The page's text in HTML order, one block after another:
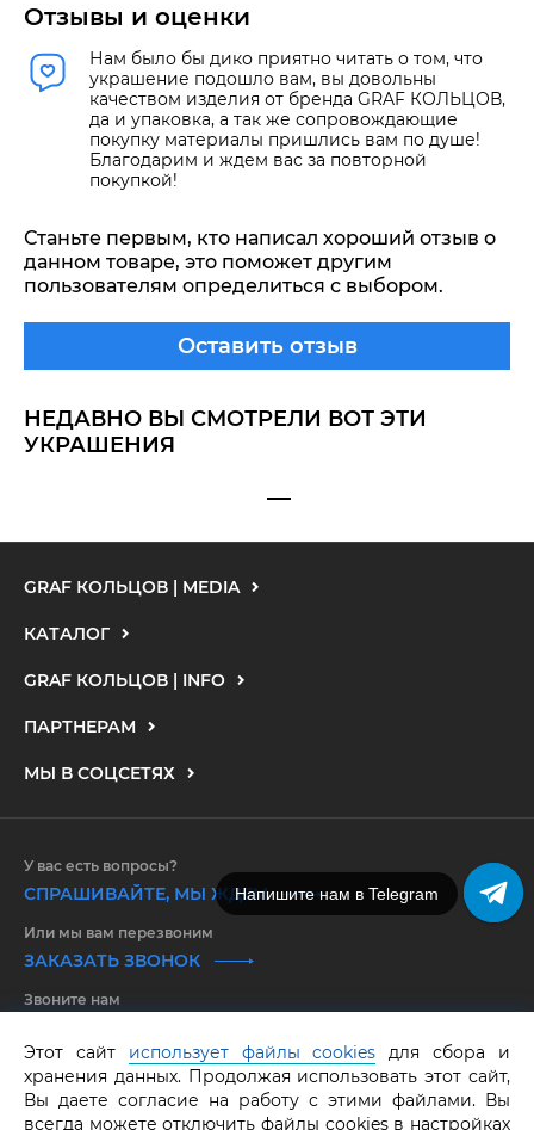
Отзывы и оценки
Нам было бы дико приятно читать о том, что
украшение подошло вам, вы довольны
качеством изделия от бренда GRAF КОЛЬЦОВ,
да и упаковка, а так же сопровождающие
покупку материалы пришлись вам по душе!
Благодарим и ждем вас за повторной
покупкой!
Оставить отзыв
Станьте первым, кто написал хороший отзыв о
данном товаре, это поможет другим
пользователям определиться с выбором.
НЕДАВНО ВЫ СМОТРЕЛИ ВОТ ЭТИ
УКРАШЕНИЯ
GRAF КОЛЬЦОВ | MEDIA
КАТАЛОГ
GRAF КОЛЬЦОВ | INFO
ПАРТНЕРАМ
МЫ В СОЦСЕТЯХ
GRAF КОЛЬЦОВ. Все права защищены.
У вас есть вопросы?
СПРАШИВАЙТЕ, МЫ ЖДЕМ
Или мы вам перезвоним
ЗАКАЗАТЬ ЗВОНОК
Звоните нам
Этот сайт использует файлы cookies для сбора и
хранения данных. Продолжая использовать этот сайт,
Вы даете согласие на работу с этими файлами. Вы
всегда можете отключить файлы cookies в настройках
Напишите нам в MAX